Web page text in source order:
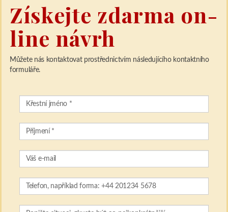
Získejte zdarma on-
line návrh
Můžete nás kontaktovat prostřednictvím následujícího kontaktního
formuláře.